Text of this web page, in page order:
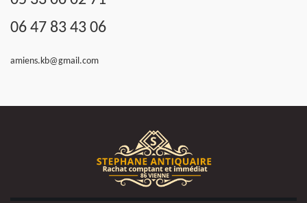
06 47 83 43 06
amiens.kb@gmail.com